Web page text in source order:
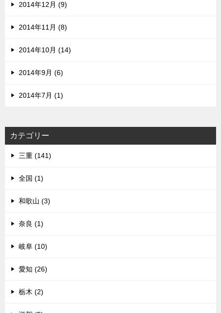
2014年12月 (9)
2014年11月 (8)
2014年10月 (14)
2014年9月 (6)
2014年7月 (1)
カテゴリー
三重 (141)
全国 (1)
和歌山 (3)
奈良 (1)
岐阜 (10)
愛知 (26)
栃木 (2)